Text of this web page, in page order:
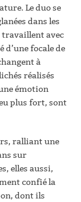
Le duo se
dans les
travaillent avec
d’une focale de
à
réalisés
émotion
plus fort, sont
ralliant une
sur
elles aussi,
confié la
dont ils